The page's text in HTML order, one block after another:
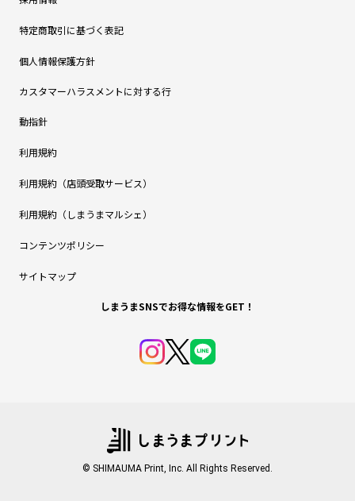
特定商取引に基づく表記
個人情報保護方針
カスタマーハラスメントに対する行
動指針
利用規約
利用規約（店頭受取サービス）
利用規約（しまうまマルシェ）
コンテンツポリシー
サイトマップ
しまうまSNSでお得な情報をGET！
© SHIMAUMA Print, Inc. All Rights Reserved.